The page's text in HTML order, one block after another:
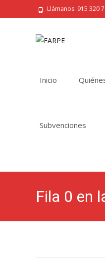
Llámanos: 915 320
Inicio
Subvenciones
Fila 0 en